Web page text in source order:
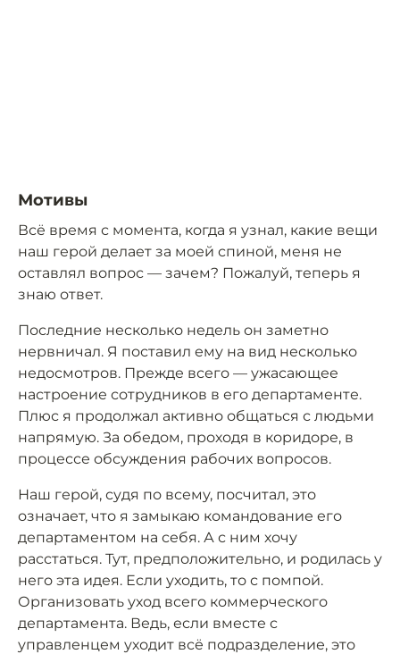
Мотивы
Всё время с момента, когда я узнал, какие вещи
наш герой делает за моей спиной, меня не
оставлял вопрос — зачем? Пожалуй, теперь я
знаю ответ.
Последние несколько недель он заметно
нервничал. Я поставил ему на вид несколько
недосмотров. Прежде всего — ужасающее
настроение сотрудников в его департаменте.
Плюс я продолжал активно общаться с людьми
напрямую. За обедом, проходя в коридоре, в
процессе обсуждения рабочих вопросов.
Наш герой, судя по всему, посчитал, это
означает, что я замыкаю командование его
департаментом на себя. А с ним хочу
расстаться. Тут, предположительно, и родилась у
него эта идея. Если уходить, то с помпой.
Организовать уход всего коммерческого
департамента. Ведь, если вместе с
управленцем уходит всё подразделение, это